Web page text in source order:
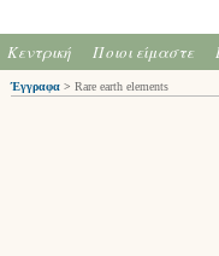
Κεντρική Ποιοι είμαστε
Έγγραφα > Rare earth elements